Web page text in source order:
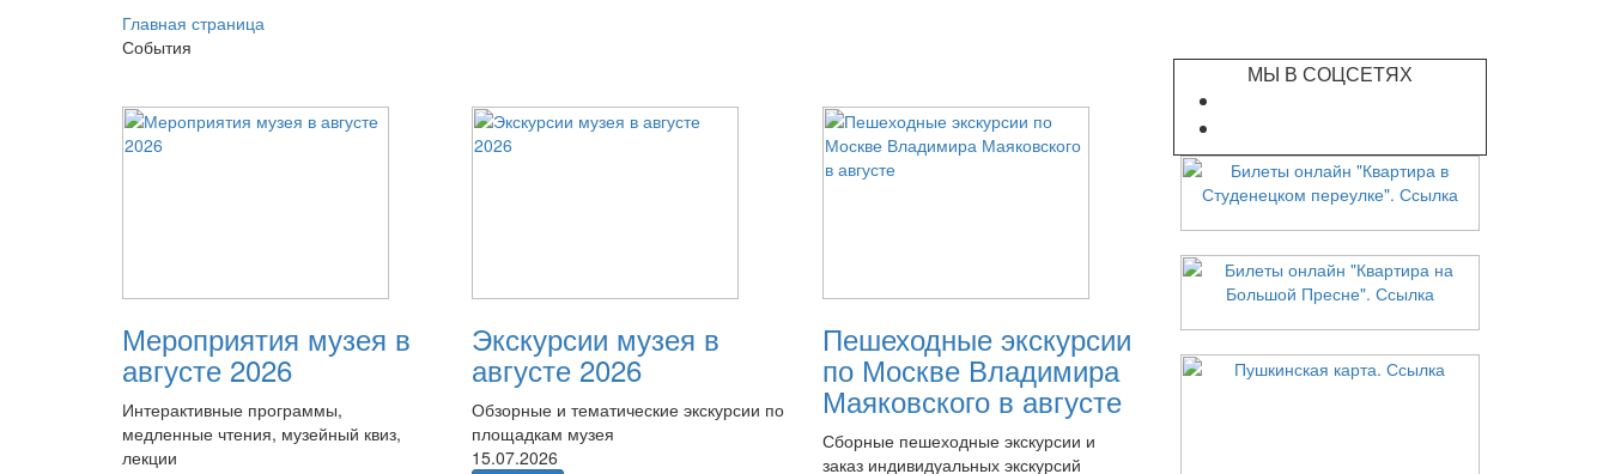
Главная страница
События
Мероприятия музея в
августе 2026
Интерактивные программы,
медленные чтения, музейный квиз,
лекции
Экскурсии музея в
августе 2026
Обзорные и тематические экскурсии по
площадкам музея
15.07.2026
Пешеходные экскурсии
по Москве Владимира
Маяковского в августе
Сборные пешеходные экскурсии и
заказ индивидуальных экскурсий
МЫ В СОЦСЕТЯХ